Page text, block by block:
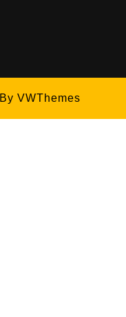
By VWThemes